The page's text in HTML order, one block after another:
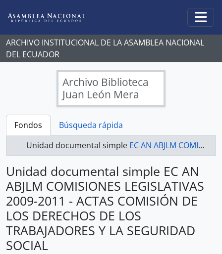
ARCHIVO INSTITUCIONAL DE LA ASAMBLEA NACIONAL
DEL ECUADOR
Archivo Biblioteca
Juan León Mera
Fondos
Búsqueda rápida
Unidad documental simple EC AN ABJLM COMISIONES LEGISLATIVAS 2009-2011 - ACTAS COMISIÓN DE LOS DERECHOS DE LOS TRABAJADORES Y LA SEGURIDAD SOCIAL
Unidad documental simple EC AN
ABJLM COMISIONES LEGISLATIVAS
2009-2011 - ACTAS COMISIÓN DE
LOS DERECHOS DE LOS
TRABAJADORES Y LA SEGURIDAD
SOCIAL